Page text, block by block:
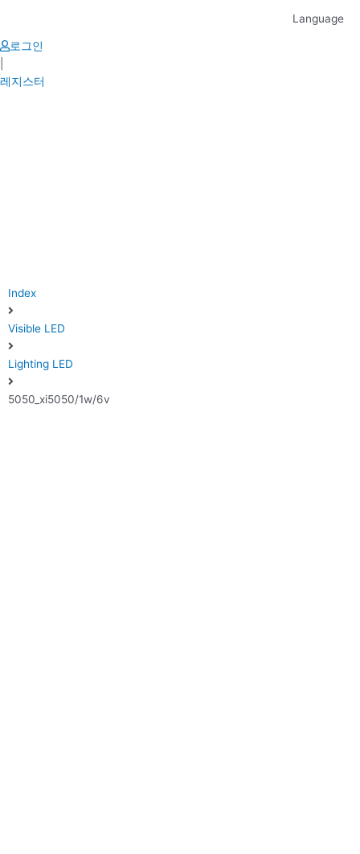
content
Language
로그인
레지스터
Index
Visible LED
Lighting LED
5050_xi5050/1w/6v